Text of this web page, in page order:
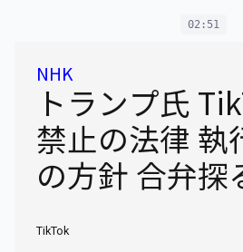
02:51
NHK
トランプ氏
禁止の法律 執
の方針 合弁探
TikTok